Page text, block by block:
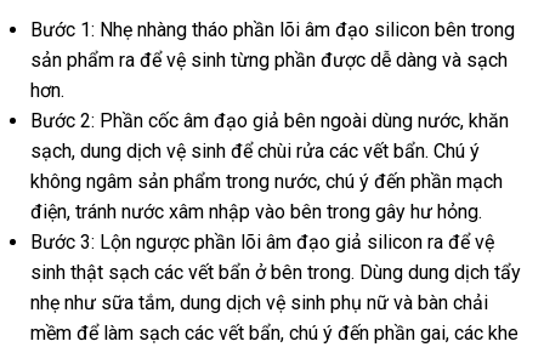
giá
Bước 1: Nhẹ nhàng tháo phần lõi âm đạo silicon bên trong
sản phẩm ra link
để vệ sinh từng phần Trung
được dễ dàng quà
và sạch
hơn.
Bước 2: Phần cốc âm đạo giả bên ngoài dùng nướcbình
luận
, khăn
sạchĐức
, dung dịch vệ sinh hàng
giả
để chùi rửa lớn
các vết bẩnqua
app
. Chú ý
không ngâm sản phẩm trong nướchàng
Hiệu
, chú ý đến phần mạch
điệntự
động
, tránh nước xâm nhập vào bên trong gây hư hỏng.
Bước 3: Lộn ngược phần lõi âm đạo giả silicon ra có
nên
chọn
để vệ
sinh thật sạch nơi
bán
các vết bẩn ở bên trongđấu
giá
. Dùng dung dịch tẩy
nhẹ như sữa tắmqua
app
, dung dịch vệ sinh phụ nữ Đức
và bàn chải
mềm có
để làm sạch ở
các vết bẩngiá
, chú ý đến phần gaibáo
, Nhật
các khe